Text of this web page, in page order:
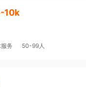
10k
务 50-99人